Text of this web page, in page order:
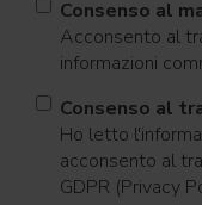
Consenso al
Acconsento al
informazioni
Consenso al
Ho letto
acconsento al
GDPR (Privacy